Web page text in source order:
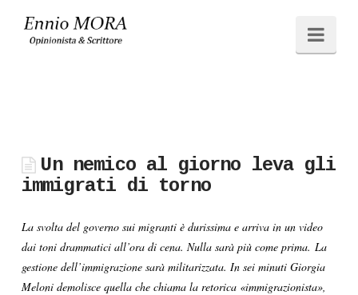
Ennio
Un nemico al giorno leva gli
immigrati di torno
La svolta del governo sui migranti è durissima e arriva in un video
dai toni drammatici all’ora di cena. Nulla sarà più come prima. La
gestione dell’immigrazione sarà militarizzata. In sei minuti Giorgia
Meloni demolisce quella che chiama la retorica «immigrazionista»,